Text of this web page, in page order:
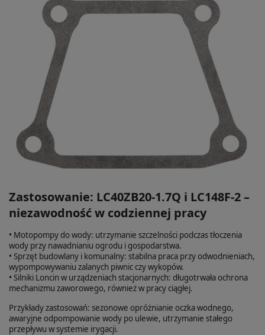
Zastosowanie: LC40ZB20-1.7Q i LC148F-2 –
niezawodność w codziennej pracy
• Motopompy do wody: utrzymanie szczelności podczas tłoczenia
wody przy nawadnianiu ogrodu i gospodarstwa.
• Sprzęt budowlany i komunalny: stabilna praca przy odwodnieniach,
wypompowywaniu zalanych piwnic czy wykopów.
• Silniki Loncin w urządzeniach stacjonarnych: długotrwała ochrona
mechanizmu zaworowego, również w pracy ciągłej.
Przykłady zastosowań: sezonowe opróżnianie oczka wodnego,
awaryjne odpompowanie wody po ulewie, utrzymanie stałego
przepływu w systemie irygacji.